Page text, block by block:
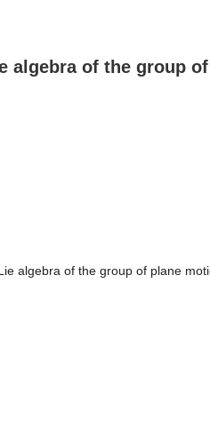
algebra of the group
algebra of the group of plane